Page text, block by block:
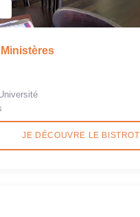
JE DÉCOUVRE LE BISTROT